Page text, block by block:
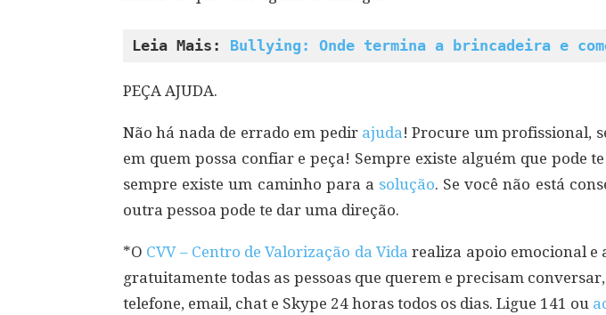
Leia Mais: Bullying: Onde termina a brincadeira e
PEÇA AJUDA.
Não há nada de errado em pedir ajuda! Procure um profissional,
em quem possa confiar e peça! Sempre existe alguém que pode te
sempre existe um caminho para a solução. Se você não está
outra pessoa pode te dar uma direção.
*O CVV – Centro de Valorização da Vida realiza apoio emocional e
gratuitamente todas as pessoas que querem e precisam
telefone, email, chat e Skype 24 horas todos os dias. Ligue 141 ou